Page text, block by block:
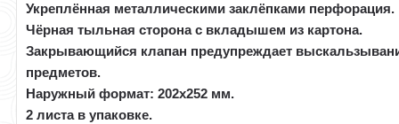
Укреплённая металлическими заклёпками перфорация.
Чёрная тыльная сторона с вкладышем из картона.
Закрывающийся клапан предупреждает
предметов.
Наружный формат: 202x252 мм.
2 листа в упаковке.